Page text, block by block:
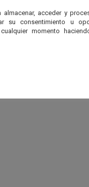
natural como
o pastillas de jabón.
circular se
paso adelante hacia la
en sectores clave de
acceder y
su consentimiento u
momento